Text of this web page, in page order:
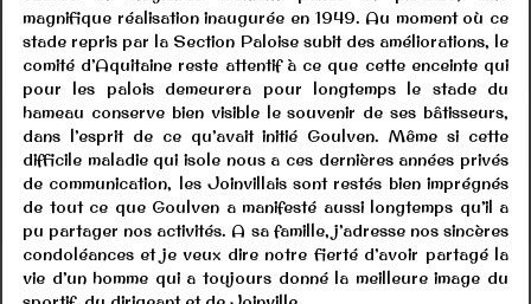
magnifique réalisation inaugurée en 1949. Au moment où ce
stade repris par la Section Paloise subit des améliorations, le
comité d’Aquitaine reste attentif à ce que cette enceinte qui
pour les palois demeurera pour longtemps le stade du
hameau conserve bien visible le souvenir de ses bâtisseurs,
dans l’esprit de ce qu’avait initié Goulven. Même si cette
difficile maladie qui isole nous a ces dernières années privés
de communication, les Joinvillais sont restés bien imprégnés
de tout ce que Goulven a manifesté aussi longtemps qu’il a
pu partager nos activités. A sa famille, j’adresse nos sincères
condoléances et je veux dire notre fierté d’avoir partagé la
vie d’un homme qui a toujours donné la meilleure image du